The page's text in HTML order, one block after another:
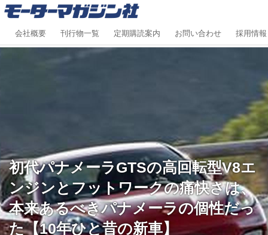
会社概要 刊行物一覧 定期購読案内 お問い合わせ 採用情報
初代パナメーラGTSの高回転型V8エ
ンジンとフットワークの痛快さは、
本来あるべきパナメーラの個性だっ
た【10年ひと昔の新車】